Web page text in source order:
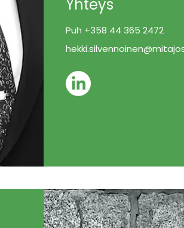
Yhteys
Puh +358 44 365 2472